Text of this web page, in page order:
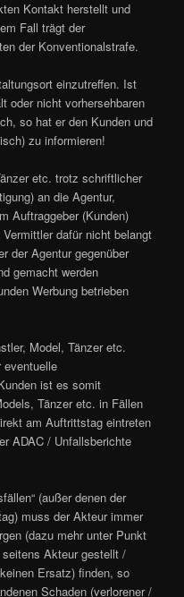
Kontakt herstellt und
Fall trägt der
der Konventionalstrafe.
einzutreffen. Ist
oder nicht vorhersehbaren
so hat er den Kunden und
zu informieren!
etc. trotz schriftlicher
an die Agentur,
Auftraggeber (Kunden)
dafür nicht belangt
der Agentur gegenüber
gemacht werden
Werbung betrieben
Model, Tänzer etc.
ist es somit
Tänzer etc. in Fällen
am Auftrittstag eintreten
ADAC / Unfallsberichte
(außer denen der
muss der Akteur immer
(dazu mehr unter Punkt
Akteur gestellt /
Ersatz) finden, so
Schaden (verlorener /